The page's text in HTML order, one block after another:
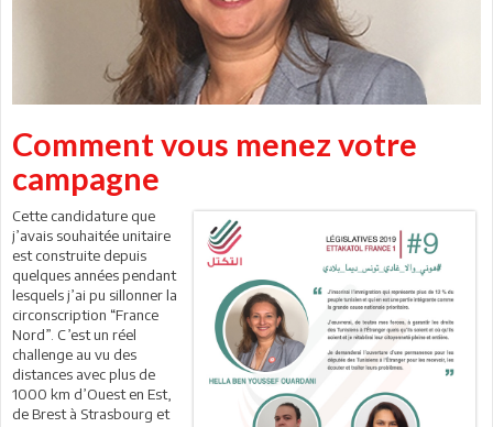
Comment vous menez votre
campagne
Cette candidature que
j’avais souhaitée unitaire
est construite depuis
quelques années pendant
lesquels j’ai pu sillonner la
circonscription “France
Nord”. C’est un réel
challenge au vu des
distances avec plus de
1000 km d’Ouest en Est,
de Brest à Strasbourg et